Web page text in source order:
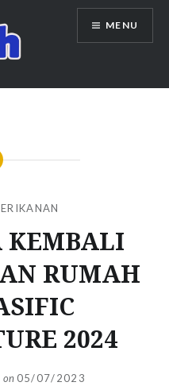
BENIH
MENU
KEMBALI
RUMAH
2024
on05/07/2023